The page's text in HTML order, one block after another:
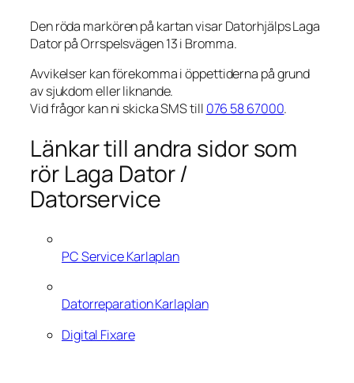
Den röda markören på kartan visar Datorhjälps Laga
Dator på Orrspelsvägen 13 i Bromma.
Avvikelser kan förekomma i öppettiderna på grund
av sjukdom eller liknande.
Vid frågor kan ni skicka SMS till 076 58 67000.
Länkar till andra sidor som
rör Laga Dator /
Datorservice
PC Service Karlaplan
Datorreparation Karlaplan
Digital Fixare